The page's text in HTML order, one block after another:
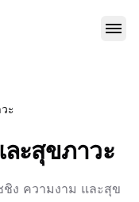
ะ
ะสุขภาวะ
ง ความงาม และสุข